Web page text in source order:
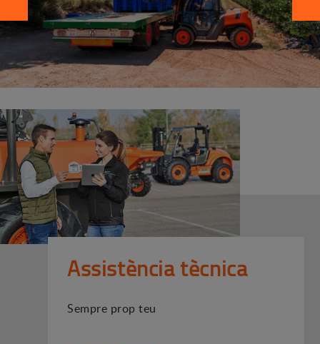
Assistència tècnica
Sempre prop teu